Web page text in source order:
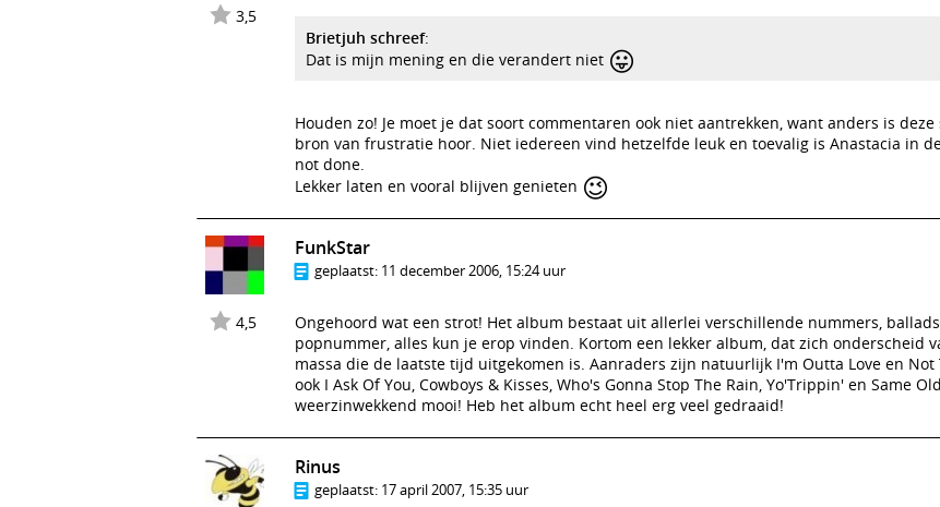
3,5
Brietjuh schreef:
Dat is mijn mening en die verandert niet 😛
Houden zo! Je moet je dat soort commentaren ook niet aantrekken, want anders is
bron van frustratie hoor. Niet iedereen vind hetzelfde leuk en toevalig is Anastacia in
not done.
Lekker laten en vooral blijven genieten 😉
4,5
FunkStar
geplaatst: 11 december 2006, 15:24 uur
Ongehoord wat een strot! Het album bestaat uit allerlei verschillende nummers,
popnummer, alles kun je erop vinden. Kortom een lekker album, dat zich onderscheid
massa die de laatste tijd uitgekomen is. Aanraders zijn natuurlijk I'm Outta Love en Not
ook I Ask Of You, Cowboys & Kisses, Who's Gonna Stop The Rain, Yo'Trippin' en Same
weerzinwekkend mooi! Heb het album echt heel erg veel gedraaid!
Rinus
geplaatst: 17 april 2007, 15:35 uur